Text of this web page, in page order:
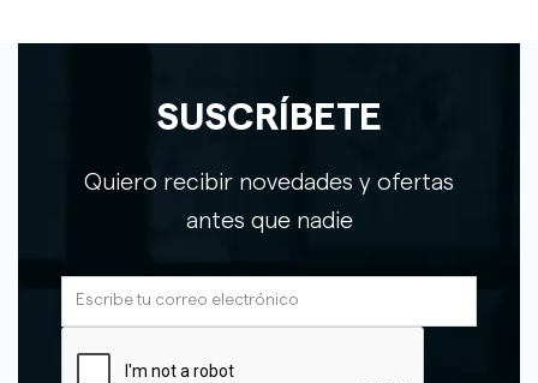
SUSCRÍBETE
Quiero recibir novedades y ofertas
antes que nadie